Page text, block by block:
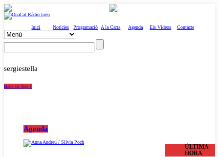
Inici Notícies Programació A la Carta Agenda Els Vídeos Contacte
sergiestella
Back to Top ↑
Agenda
ÚLTIMA
HORA